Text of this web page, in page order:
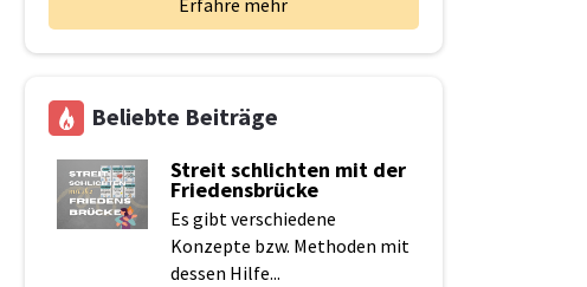
Erfahre mehr
Beliebte Beiträge
Streitschlichten mit der
Friedensbrücke
Es gibt verschiedene
Konzepte bzw. Methoden mit
dessen Hilfe...